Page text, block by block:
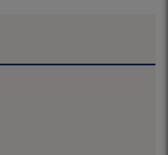
スゴルフシュ